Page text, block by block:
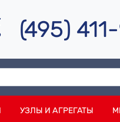
(495)
УЗЛЫ И АГРЕГАТЫ